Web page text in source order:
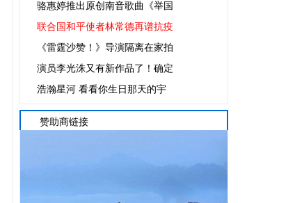
骆惠婷推出原创南音歌曲《举国
联合国和平使者林常德再谱抗疫
《雷霆沙赞！》导演隔离在家拍
演员李光洙又有新作品了！确定
浩瀚星河 看看你生日那天的宇
赞助商链接